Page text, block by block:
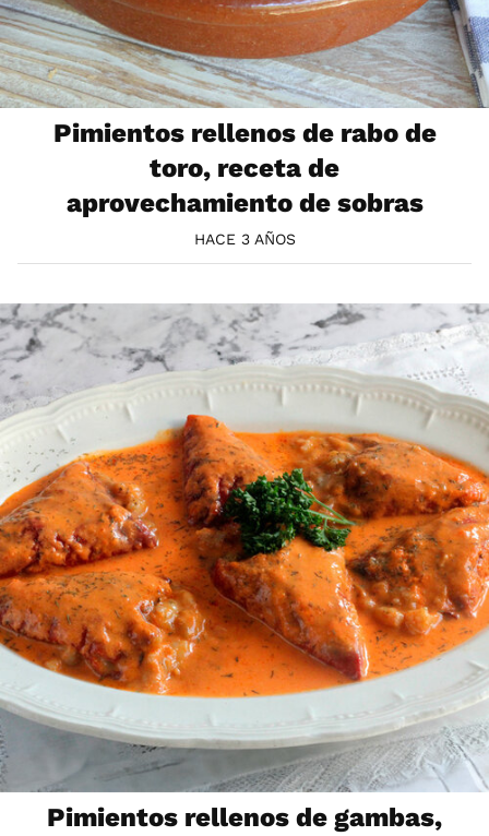
Pimientos rellenos de rabo de
toro, receta de
aprovechamiento de sobras
HACE 3 AÑOS
Pimientos rellenos de gambas,